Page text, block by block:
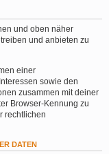
und oben näher
und anbieten zu
einer
sowie den
zusammen mit deiner
Browser-Kennung zu
rechtlichen
DATEN